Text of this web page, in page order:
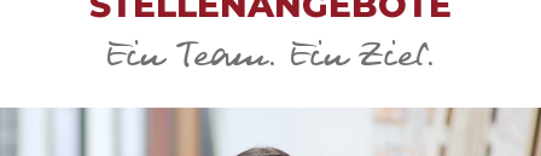
Ein Team. Ein Ziel.